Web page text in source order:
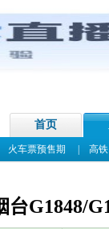
首页
火车票预售期 高
台G1848/